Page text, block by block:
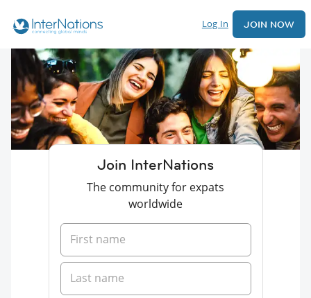
Log In JOIN NOW
Join InterNations
The community for expats
worldwide